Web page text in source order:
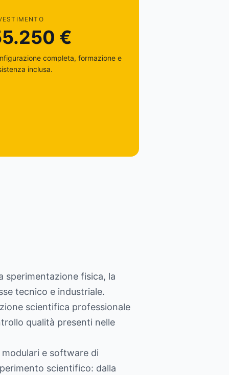
€
completa, formazione e
inclusa.
fisica, la
tecnico e industriale.
scientifica professionale
qualità presenti nelle
e software di
scientifico: dalla